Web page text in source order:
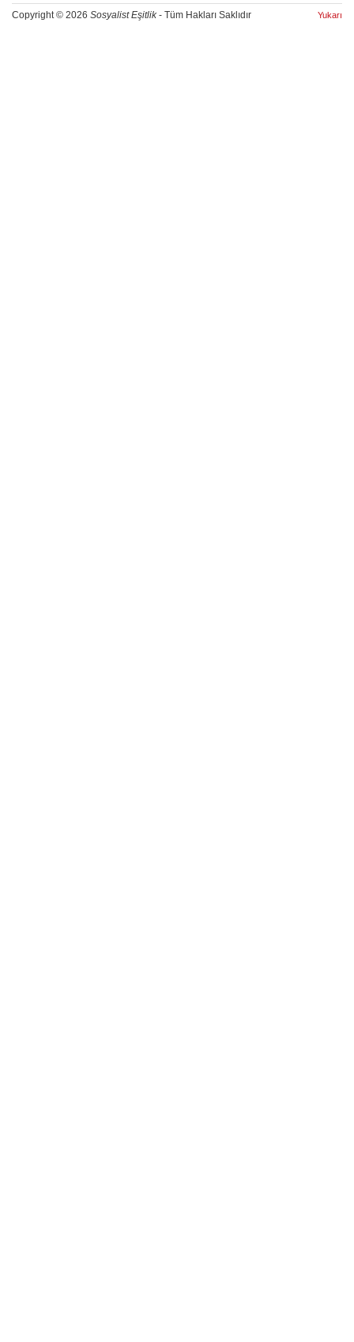
Copyright © 2026 Sosyalist Eşitlik- Tüm Hakları Saklıdır Yukarı